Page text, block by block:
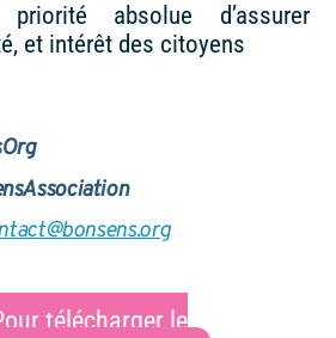
absolue d’assurer
et intérêt des citoyens
télécharger le